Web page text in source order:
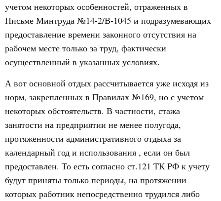
учетом некоторых особенностей, отраженных в
Письме Минтруда №14-2/В-1045 и подразумевающих
предоставление времени законного отсутствия на
рабочем месте только за труд, фактически
осуществленный в указанных условиях.
А вот основной отдых рассчитывается уже исходя из
норм, закрепленных в Правилах №169, но с учетом
некоторых обстоятельств. В частности, стажа
занятости на предприятии не менее полугода,
протяженности административного отдыха за
календарный год и использования , если он был
предоставлен. То есть согласно ст.121 ТК РФ к учету
будут приняты только периоды, на протяжении
которых работник непосредственно трудился либо